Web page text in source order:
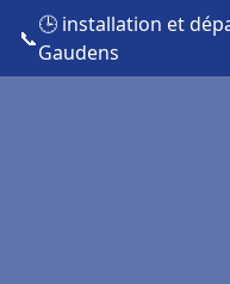
📞
🕒 installation et
Gaudens